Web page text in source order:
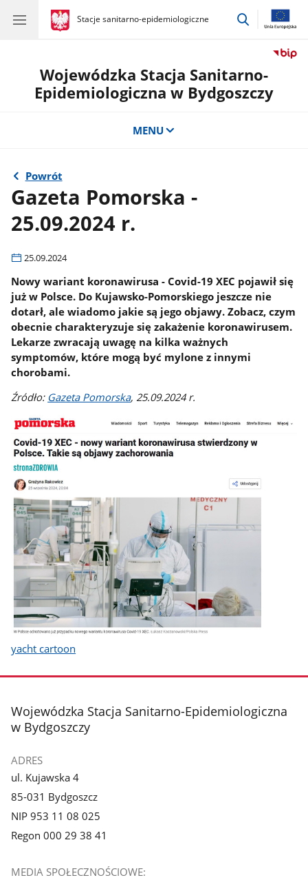
gov.pl
Stacje sanitarno-epidemiologiczne
gov.pl
Stacje
przejdź
Wojewódzka Stacja Sanitarno-
Epidemiologiczna w Bydgoszczy
MENU
Powrót
Gazeta Pomorska -
25.09.2024 r.
25.09.2024
Nowy wariant koronawirusa - Covid-19 XEC pojawił się
już w Polsce. Do Kujawsko-Pomorskiego jeszcze nie
dotarł, ale wiadomo jakie są jego objawy. Zobacz, czym
obecnie charakteryzuje się zakażenie koronawirusem.
Lekarze zwracają uwagę na kilka ważnych
symptomów, które mogą być mylone z innymi
chorobami.
Źródło: Gazeta Pomorska, 25.09.2024 r.
yacht cartoon
stopka
Wojewódzka Stacja Sanitarno-Epidemiologiczna
w Bydgoszczy
ADRES
ul. Kujawska 4
85-031 Bydgoszcz
NIP 953 11 08 025
Regon 000 29 38 41
MEDIA SPOŁECZNOŚCIOWE: